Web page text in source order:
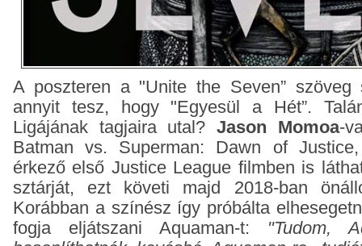
A poszteren a "Unite the Seven” szöveg
annyit tesz, hogy "Egyesül a Hét”.
Ligájának tagjaira utal?Jason Momoa-
Batman vs. Superman: Dawn of
érkező első Justice League filmben is
sztárját, ezt követi majd 2018-ban
Korábban a színész így próbálta
fogja eljátszani Aquaman-t: "Tudom,